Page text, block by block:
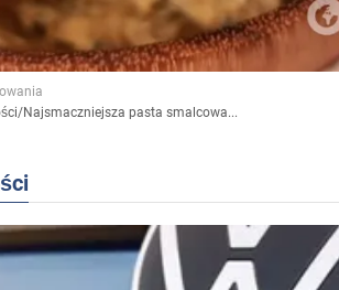
/Najsmaczniejsza pasta smalcowa...